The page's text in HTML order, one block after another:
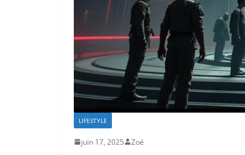
LIFESTYLE
juin 17, 2025 Zoé